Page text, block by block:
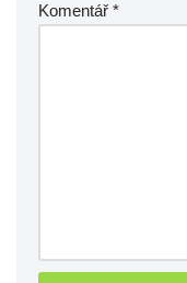
Komentář *